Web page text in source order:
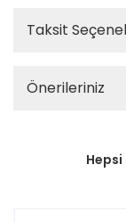
Taksit
Önerileriniz